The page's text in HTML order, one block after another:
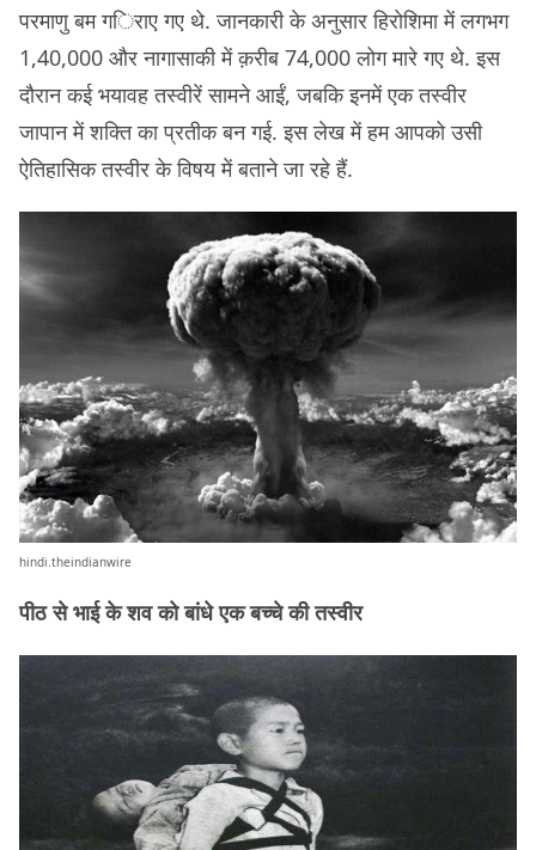
परमाणु बम गिराए गए थे. जानकारी के अनुसार हिरोशिमा में लगभग
1,40,000 और नागासाकी में क़रीब 74,000 लोग मारे गए थे. इस
दौरान कई भयावह तस्वीरें सामने आईं, जबकि इनमें एक तस्वीर
जापान में शक्ति का प्रतीक बन गई. इस लेख में हम आपको उसी
ऐतिहासिक तस्वीर के विषय में बताने जा रहे हैं.
hindi.theindianwire
पीठ से भाई के शव को बांधे एक बच्चे की तस्वीर